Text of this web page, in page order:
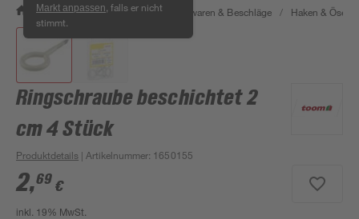
Markt anpassen , falls er nicht
stimmt.
/ Werkstatt & Maschinen / Eisenwaren & Beschläge / Haken & Ösen
Ringschraube beschichtet 2
cm 4 Stück
Produktdetails | Artikelnummer: 1650155
2,69 €
inkl. 19% MwSt.